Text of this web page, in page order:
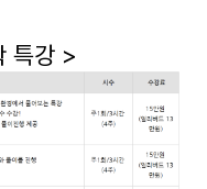
특강 >